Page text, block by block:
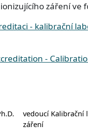
záření ve
- kalibrační
-
vedoucí Kalibrační
záření